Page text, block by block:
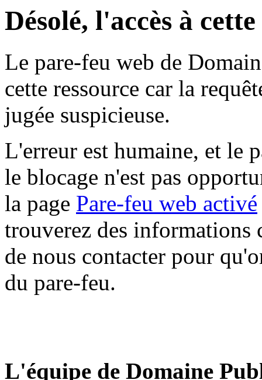
Désolé, l'accès à
Le pare-feu web de
cette ressource car la
jugée suspicieuse.
L'erreur est humaine, et le
le blocage n'est pas
la page Pare-feu web activé
trouverez des informations
de nous contacter pour
du pare-feu.
L'équipe de Domaine